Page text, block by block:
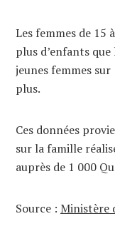
Les femmes de 15
plus d’enfants
jeunes femmes
plus.
Ces données
sur la famille
auprès de 1 000
Source : Ministère